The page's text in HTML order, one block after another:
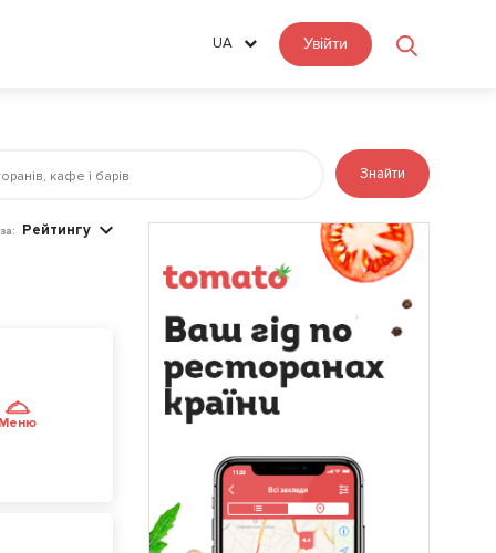
UA Увійти
Знайти
Рейтингу